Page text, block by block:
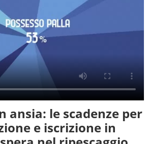
ansia: le scadenze per
e iscrizione in